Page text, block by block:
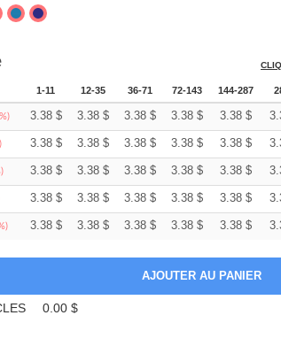
1-11 12-35 36-71 72-143 144-287
3.38 $ 3.38 $ 3.38 $ 3.38 $ 3.38 $
3.38 $ 3.38 $ 3.38 $ 3.38 $ 3.38 $
3.38 $ 3.38 $ 3.38 $ 3.38 $ 3.38 $
3.38 $ 3.38 $ 3.38 $ 3.38 $ 3.38 $
3.38 $ 3.38 $ 3.38 $ 3.38 $ 3.38 $
0.00 $